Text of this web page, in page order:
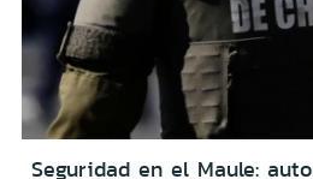
Seguridad en el Maule: